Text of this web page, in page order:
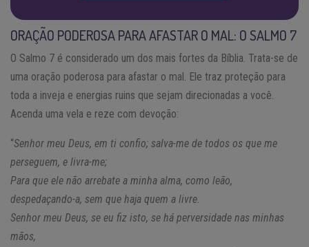
ORAÇÃO PODEROSA PARA AFASTAR O MAL: O SALMO 7
O Salmo 7 é considerado um dos mais fortes da Bíblia. Trata-se de
uma oração poderosa para afastar o mal. Ele traz proteção para
toda a inveja e energias ruins que sejam direcionadas a você.
Acenda uma vela e reze com devoção:
“Senhor meu Deus, em ti confio; salva-me de todos os que me
perseguem, e livra-me;
Para que ele não arrebate a minha alma, como leão,
despedaçando-a, sem que haja quem a livre.
Senhor meu Deus, se eu fiz isto, se há perversidade nas minhas
mãos,